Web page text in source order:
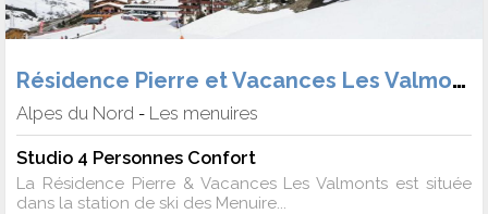
Résidence Pierre et Vacances Les Valmonts
Alpes du Nord - Les menuires
Studio 4 Personnes Confort
La Résidence Pierre & Vacances Les Valmonts est située
dans la station de ski des Menuire...